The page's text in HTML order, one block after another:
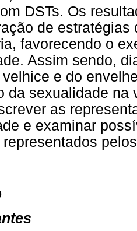
DSTs. Os
de estratégias
favorecendo o
Assim sendo,
e do
da sexualidade
as
e examinar